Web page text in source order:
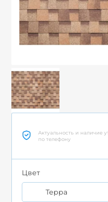
Актуальность и наличие
по телефону
Цвет
Терра